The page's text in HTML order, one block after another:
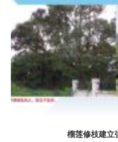
榴莲修枝建立